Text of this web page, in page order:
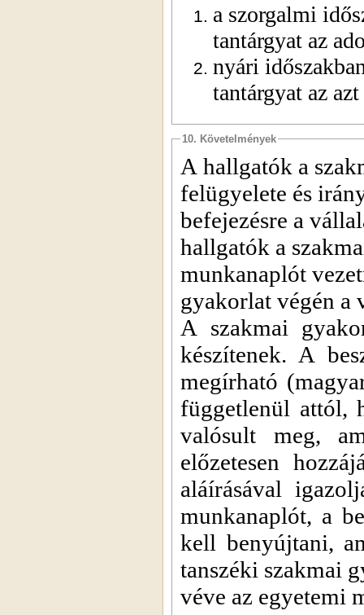
a szorgalmi
tantárgyat az
nyári
tantárgyat az
10. Követelmények
A hallgatók a
felügyelete és
befejezésre a
hallgatók a
munkanaplót
gyakorlat végén a
A szakmai
készítenek. A
megírható
függetlenül attól,
valósult meg,
előzetesen
aláírásával
munkanaplót, a
kell benyújtani,
tanszéki szakmai
véve az egyetemi